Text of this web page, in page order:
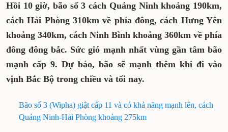
Hồi 10 giờ, bão số 3 cách Quảng Ninh khoảng 190km,
cách Hải Phòng 310km về phía đông, cách Hưng Yên
khoảng 340km, cách Ninh Bình khoảng 360km về phía
đông đông bắc. Sức gió mạnh nhất vùng gần tâm bão
mạnh cấp 9. Dự báo, bão sẽ mạnh thêm khi đi vào
vịnh Bắc Bộ trong chiều và tối nay.
Bão số 3 (Wipha) giật cấp 11 và có khả năng mạnh lên, cách
Quảng Ninh-Hải Phòng khoảng 275km